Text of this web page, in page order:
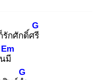
รักศักดิ์ศรี
G
มี
Em
G